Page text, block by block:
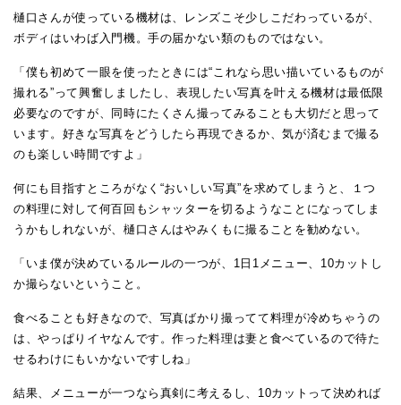
樋口さんが使っている機材は、レンズこそ少しこだわっているが、
ボディはいわば入門機。手の届かない類のものではない。
「僕も初めて一眼を使ったときには“これなら思い描いているものが
撮れる”って興奮しましたし、表現したい写真を叶える機材は最低限
必要なのですが、同時にたくさん撮ってみることも大切だと思って
います。好きな写真をどうしたら再現できるか、気が済むまで撮る
のも楽しい時間ですよ」
何にも目指すところがなく“おいしい写真”を求めてしまうと、１つ
の料理に対して何百回もシャッターを切るようなことになってしま
うかもしれないが、樋口さんはやみくもに撮ることを勧めない。
「いま僕が決めているルールの一つが、1日1メニュー、10カットし
か撮らないということ。
食べることも好きなので、写真ばかり撮ってて料理が冷めちゃうの
は、やっぱりイヤなんです。作った料理は妻と食べているので待た
せるわけにもいかないですしね」
結果、メニューが一つなら真剣に考えるし、10カットって決めれば